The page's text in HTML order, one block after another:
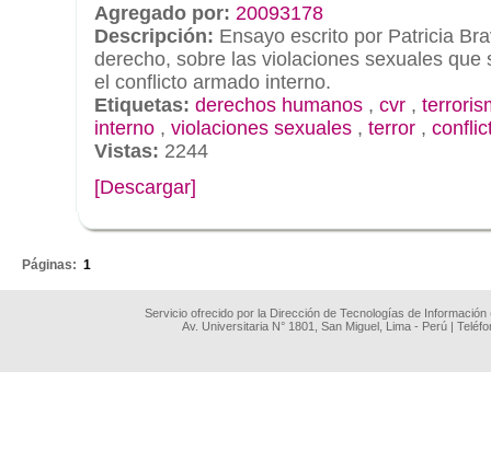
Agregado por: 20093178
Descripción: Ensayo escrito por Patricia
derecho, sobre las violaciones sexuales que
el conflicto armado interno.
Etiquetas: derechos humanos , cvr ,
interno , violaciones sexuales , terror ,
Vistas: 2244
[Descargar]
Páginas: 1
Servicio ofrecido por la Dirección de Tecnologías de
Av. Universitaria N° 1801, San Miguel, Lima - Perú |